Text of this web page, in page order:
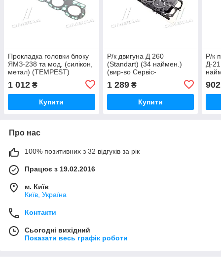
Прокладка головки блоку
ЯМЗ-238 та мод. (силікон,
метал) (TEMPEST)
1 012 ₴
Купити
Р/к двигуна Д 260
(Standart) (34 наймен.)
(вир-во Сервіс-
UA51
1 289₴
Купити
Р/к
Д-
902
Про нас
100% позитивних з 32 відгуків за рік
Працює з 19.02.2016
м. Київ
Київ, Україна
Контакти
Сьогодні вихідний
Показати весь графік роботи